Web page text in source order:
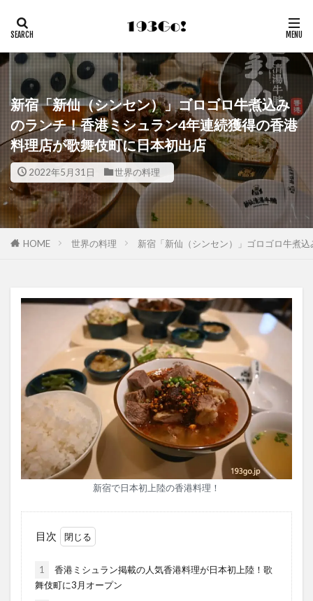
新宿「新仙（シンセン）」ゴロゴロ牛煮込み
のランチ！香港ミシュラン4年連続獲得の香港
料理店が歌舞伎町に日本初出店
2022年5月31日 世界の料理
HOME 世界の料理 新宿「新仙（シンセン）」ゴロゴロ牛煮
新宿で日本初上陸の香港料理！
目次
1
香港ミシュラン掲載の人気香港料理が日本初上陸！歌
舞伎町に3月オープン